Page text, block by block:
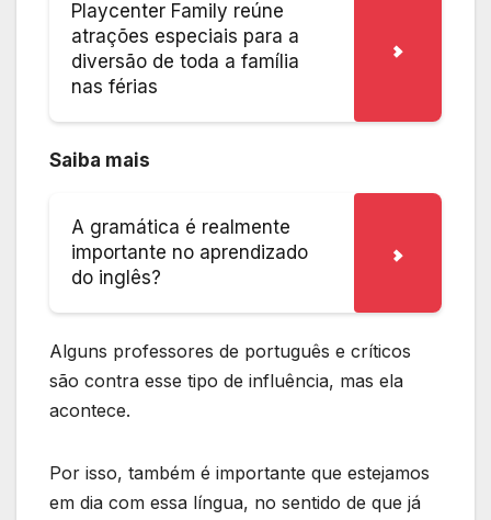
Playcenter Family reúne
atrações especiais para a
diversão de toda a família
nas férias
Saiba mais
A gramática é realmente
importante no aprendizado
do inglês?
Alguns professores de português e críticos
são contra esse tipo de influência, mas ela
acontece.
Por isso, também é importante que estejamos
em dia com essa língua, no sentido de que já